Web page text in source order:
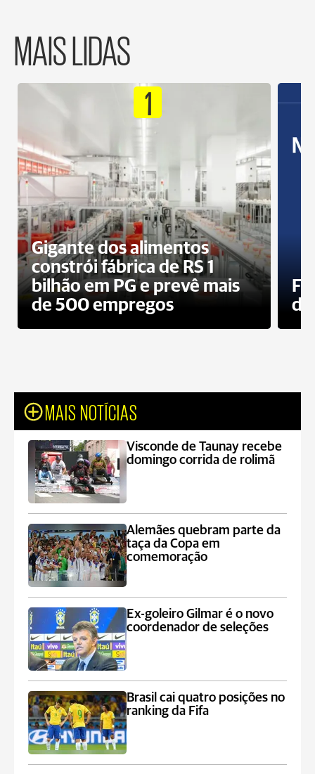
MAIS LIDAS
1
Gigante dos alimentos
constrói fábrica de RS 1
bilhão em PG e prevê mais
de 500 empregos
MAIS NOTÍCIAS
Visconde de Taunay recebe
domingo corrida de rolimã
Alemães quebram parte da
taça da Copa em
comemoração
Ex-goleiro Gilmar é o novo
coordenador de seleções
Brasil cai quatro posições no
ranking da Fifa